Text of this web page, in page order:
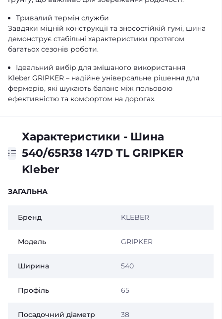
Тривалий термін служби
Завдяки міцній конструкції та зносостійкій гумі, шина
демонструє стабільні характеристики протягом
багатьох сезонів роботи.
Ідеальний вибір для змішаного використання
Kleber GRIPKER – надійне універсальне рішення для
фермерів, які шукають баланс між польовою
ефективністю та комфортом на дорогах.
Характеристики - Шина
540/65R38 147D TL GRIPKER
Kleber
ЗАГАЛЬНА
Бренд KLEBER
Модель GRIPKER
Ширина 540
Профіль 65
Посадочний діаметр 38